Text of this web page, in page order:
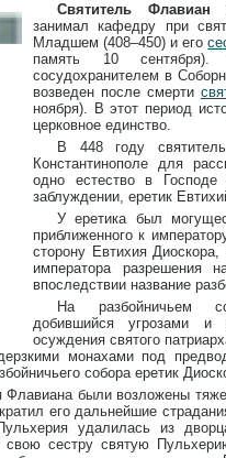
Святитель Флавиан
занимал кафедру при
Младшем (408–450) и его
память 10
сосудохранителем в
возведен после смерти
ноября). В этот период
церковное единство.
В 448 году
Константинополе для
одно естество в
заблуждении, еретик
У еретика был
приближенного к
сторону Евтихия
императора разрешения
впоследствии название
На разбойничьем
добившийся угрозами и
осуждения святого
монахами под
собора еретик
Флавиана были возложены
его дальнейшие
удалилась из
свою сестру святую